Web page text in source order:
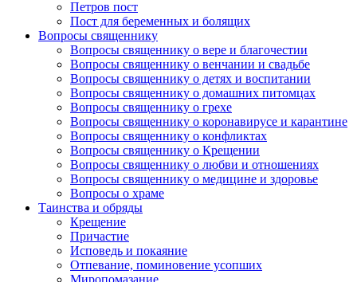
Петров пост
Пост для беременных и болящих
Вопросы священнику
Вопросы священнику о вере и благочестии
Вопросы священнику о венчании и свадьбе
Вопросы священнику о детях и воспитании
Вопросы священнику о домашних питомцах
Вопросы священнику о грехе
Вопросы священнику о коронавирусе и карантине
Вопросы священнику о конфликтах
Вопросы священнику о Крещении
Вопросы священнику о любви и отношениях
Вопросы священнику о медицине и здоровье
Вопросы о храме
Таинства и обряды
Крещение
Причастие
Исповедь и покаяние
Отпевание, поминовение усопших